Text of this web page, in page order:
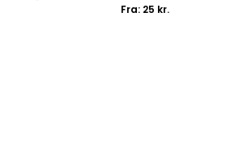
Fra: 25 kr.